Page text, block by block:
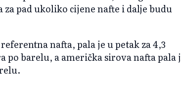
pad ukoliko cijene nafte i dalje budu
nafta, pala je u petak za 4,3
po barelu, a američka sirova nafta pala